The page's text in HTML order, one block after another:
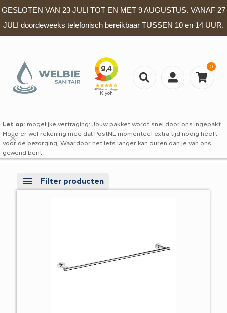
GESLOTEN VAN 23 JULI TOT EN MET 9 AUGUSTUS. VANAF 27
JULI doordeweeks telefonisch bereikbaar TUSSEN 10 en 14 UUR.
0
Let op: mogelijke vertraging: Jouw pakket wordt snel door ons ingepakt.
Houd er wel rekening mee dat PostNL momenteel extra tijd nodig heeft
voor de bezorging, Waardoor het iets langer kan duren dan je van ons
gewend bent.
✕
Filter producten